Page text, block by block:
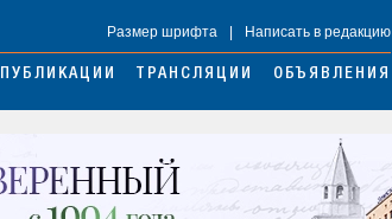
Размер шрифта Написать в редакцию
ПУБЛИКАЦИИ ТРАНСЛЯЦИИ ОБЪЯВЛЕНИЯ